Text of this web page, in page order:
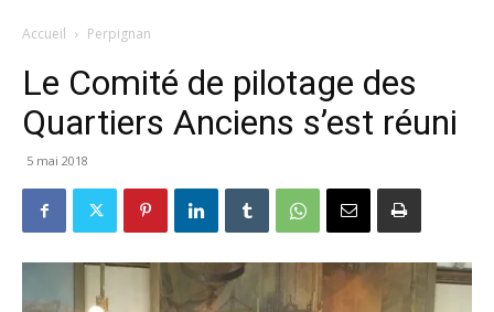
Accueil Perpignan
Le Comité de pilotage des
Quartiers Anciens s’est réuni
5 mai 2018